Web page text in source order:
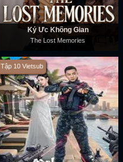
Ký Ức Không Gian
The Lost Memories
Tập 10 Vietsub